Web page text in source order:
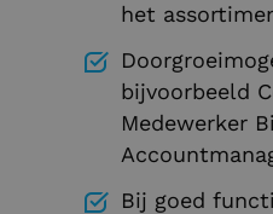
het
bijvoorbeeld
Medewerker
Bij goed